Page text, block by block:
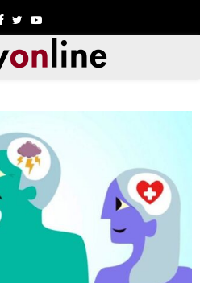
Facebook
TwitterYoutube